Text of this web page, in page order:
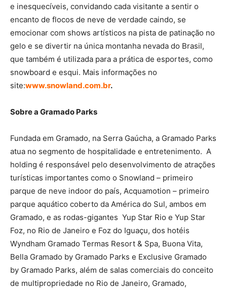
e inesquecíveis, convidando cada visitante a sentir o
encanto de flocos de neve de verdade caindo, se
emocionar com shows artísticos na pista de patinação no
gelo e se divertir na única montanha nevada do Brasil,
que também é utilizada para a prática de esportes, como
snowboard e esqui. Mais informações no
site:www.snowland.com.br.
Sobre a Gramado Parks
Fundada em Gramado, na Serra Gaúcha, a Gramado Parks
atua no segmento de hospitalidade e entretenimento. A
holding é responsável pelo desenvolvimento de atrações
turísticas importantes como o Snowland – primeiro
parque de neve indoor do país, Acquamotion – primeiro
parque aquático coberto da América do Sul, ambos em
Gramado, e as rodas-gigantes Yup Star Rio e Yup Star
Foz, no Rio de Janeiro e Foz do Iguaçu, dos hotéis
Wyndham Gramado Termas Resort & Spa, Buona Vita,
Bella Gramado by Gramado Parks e Exclusive Gramado
by Gramado Parks, além de salas comerciais do conceito
de multipropriedade no Rio de Janeiro, Gramado,